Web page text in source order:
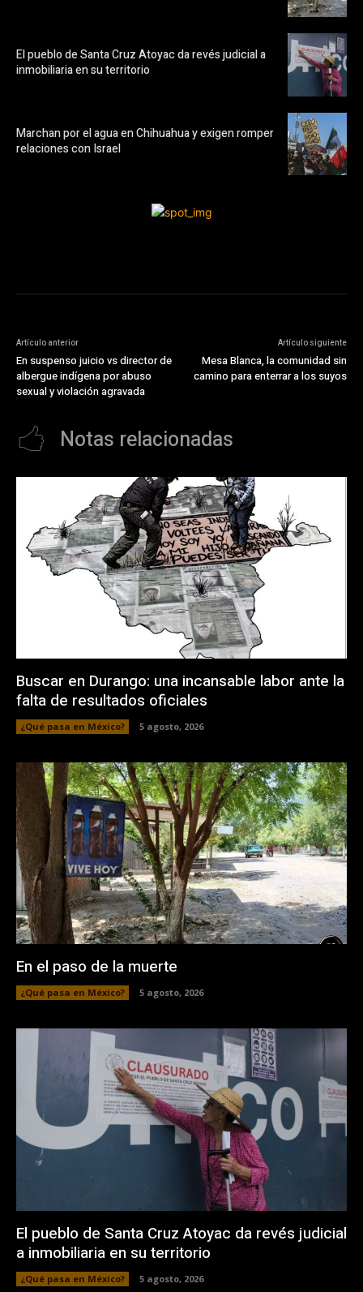
El pueblo de Santa Cruz Atoyac da revés judicial a
inmobiliaria en su territorio
Marchan por el agua en Chihuahua y exigen romper
relaciones con Israel
Artículo anterior
En suspenso juicio vs director de
albergue indígena por abuso
sexual y violación agravada
Artículo siguiente
Mesa Blanca, la comunidad sin
camino para enterrar a los suyos
Notas relacionadas
Buscar en Durango: una incansable labor ante la
falta de resultados oficiales
¿Qué pasa en México? 5 agosto, 2026
En el paso de la muerte
¿Qué pasa en México? 5 agosto, 2026
El pueblo de Santa Cruz Atoyac da revés judicial
a inmobiliaria en su territorio
¿Qué pasa en México? 5 agosto, 2026